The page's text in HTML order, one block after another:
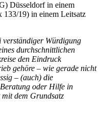
Düsseldorf in einem
19) in einem Leitsatz
Würdigung
durchschnittlichen
den Eindruck
gehöre – wie gerade nicht
– (auch) die
oder Hilfe in
mit dem Grundsatz